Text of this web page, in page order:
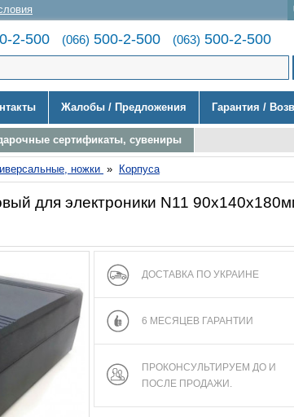
2-500 (066) 500-2-500 (063) 500-2-500
Жалобы / Предложения Гарантия /
сертификаты, сувениры
ножки » Корпуса
для электроники N11
ДОСТАВКА ПО УКРАИНЕ
6 МЕСЯЦЕВ ГАРАНТИИ
ПРОКОНСУЛЬТИРУЕМ ДО И
ПОСЛЕ ПРОДАЖИ.